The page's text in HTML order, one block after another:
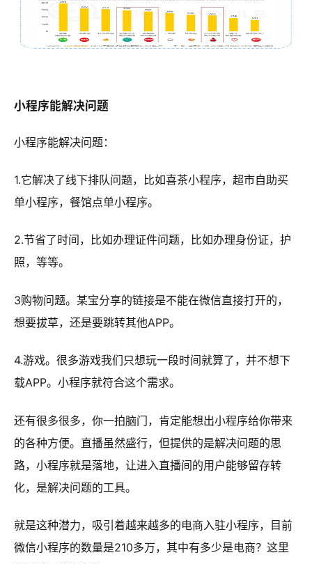
小程序能解决问题
小程序能解决问题：
1.它解决了线下排队问题，比如喜茶小程序，超市自助买
单小程序，餐馆点单小程序。
2.节省了时间，比如办理证件问题，比如办理身份证，护
照，等等。
3购物问题。某宝分享的链接是不能在微信直接打开的，
想要拔草，还是要跳转其他APP。
4.游戏。很多游戏我们只想玩一段时间就算了，并不想下
载APP。小程序就符合这个需求。
还有很多很多，你一拍脑门，肯定能想出小程序给你带来
的各种方便。直播虽然盛行，但提供的是解决问题的思
路，小程序就是落地，让进入直播间的用户能够留存转
化，是解决问题的工具。
就是这种潜力，吸引着越来越多的电商入驻小程序，目前
微信小程序的数量是210多万，其中有多少是电商？这里